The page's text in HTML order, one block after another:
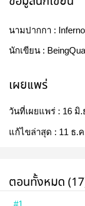
นามปากกา :
นักเขียน :
เผยแพร่
วันที่เผยแพร่ : 16 มิ.
แก้ไขล่าสุด : 11 ธ.
ตอนทั้งหมด